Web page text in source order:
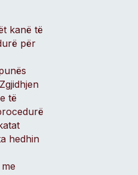
kanë të
për
të
hedhin